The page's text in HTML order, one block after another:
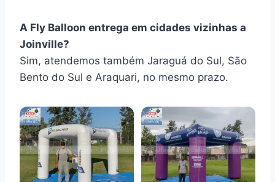
A Fly Balloon entrega em cidades vizinhas a
Joinville?
Sim, atendemos também Jaraguá do Sul, São
Bento do Sul e Araquari, no mesmo prazo.